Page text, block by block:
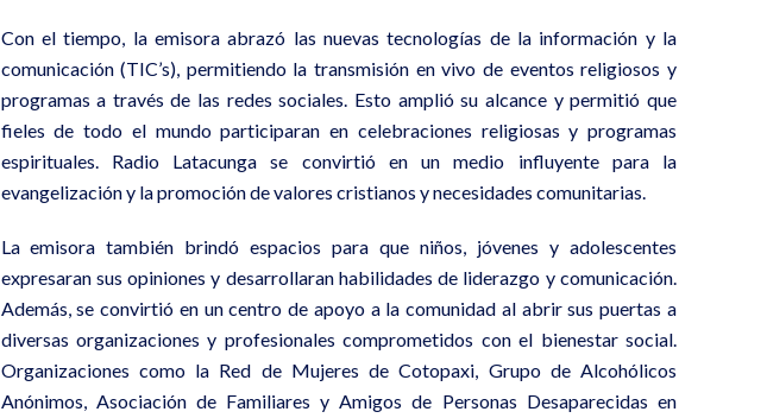
Con el tiempo, la emisora abrazó las nuevas tecnologías de la información y la
comunicación (TIC’s), permitiendo la transmisión en vivo de eventos religiosos y
programas a través de las redes sociales. Esto amplió su alcance y permitió que
fieles de todo el mundo participaran en celebraciones religiosas y programas
espirituales. Radio Latacunga se convirtió en un medio influyente para la
evangelización y la promoción de valores cristianos y necesidades comunitarias.
La emisora también brindó espacios para que niños, jóvenes y adolescentes
expresaran sus opiniones y desarrollaran habilidades de liderazgo y comunicación.
Además, se convirtió en un centro de apoyo a la comunidad al abrir sus puertas a
diversas organizaciones y profesionales comprometidos con el bienestar social.
Organizaciones como la Red de Mujeres de Cotopaxi, Grupo de Alcohólicos
Anónimos, Asociación de Familiares y Amigos de Personas Desaparecidas en